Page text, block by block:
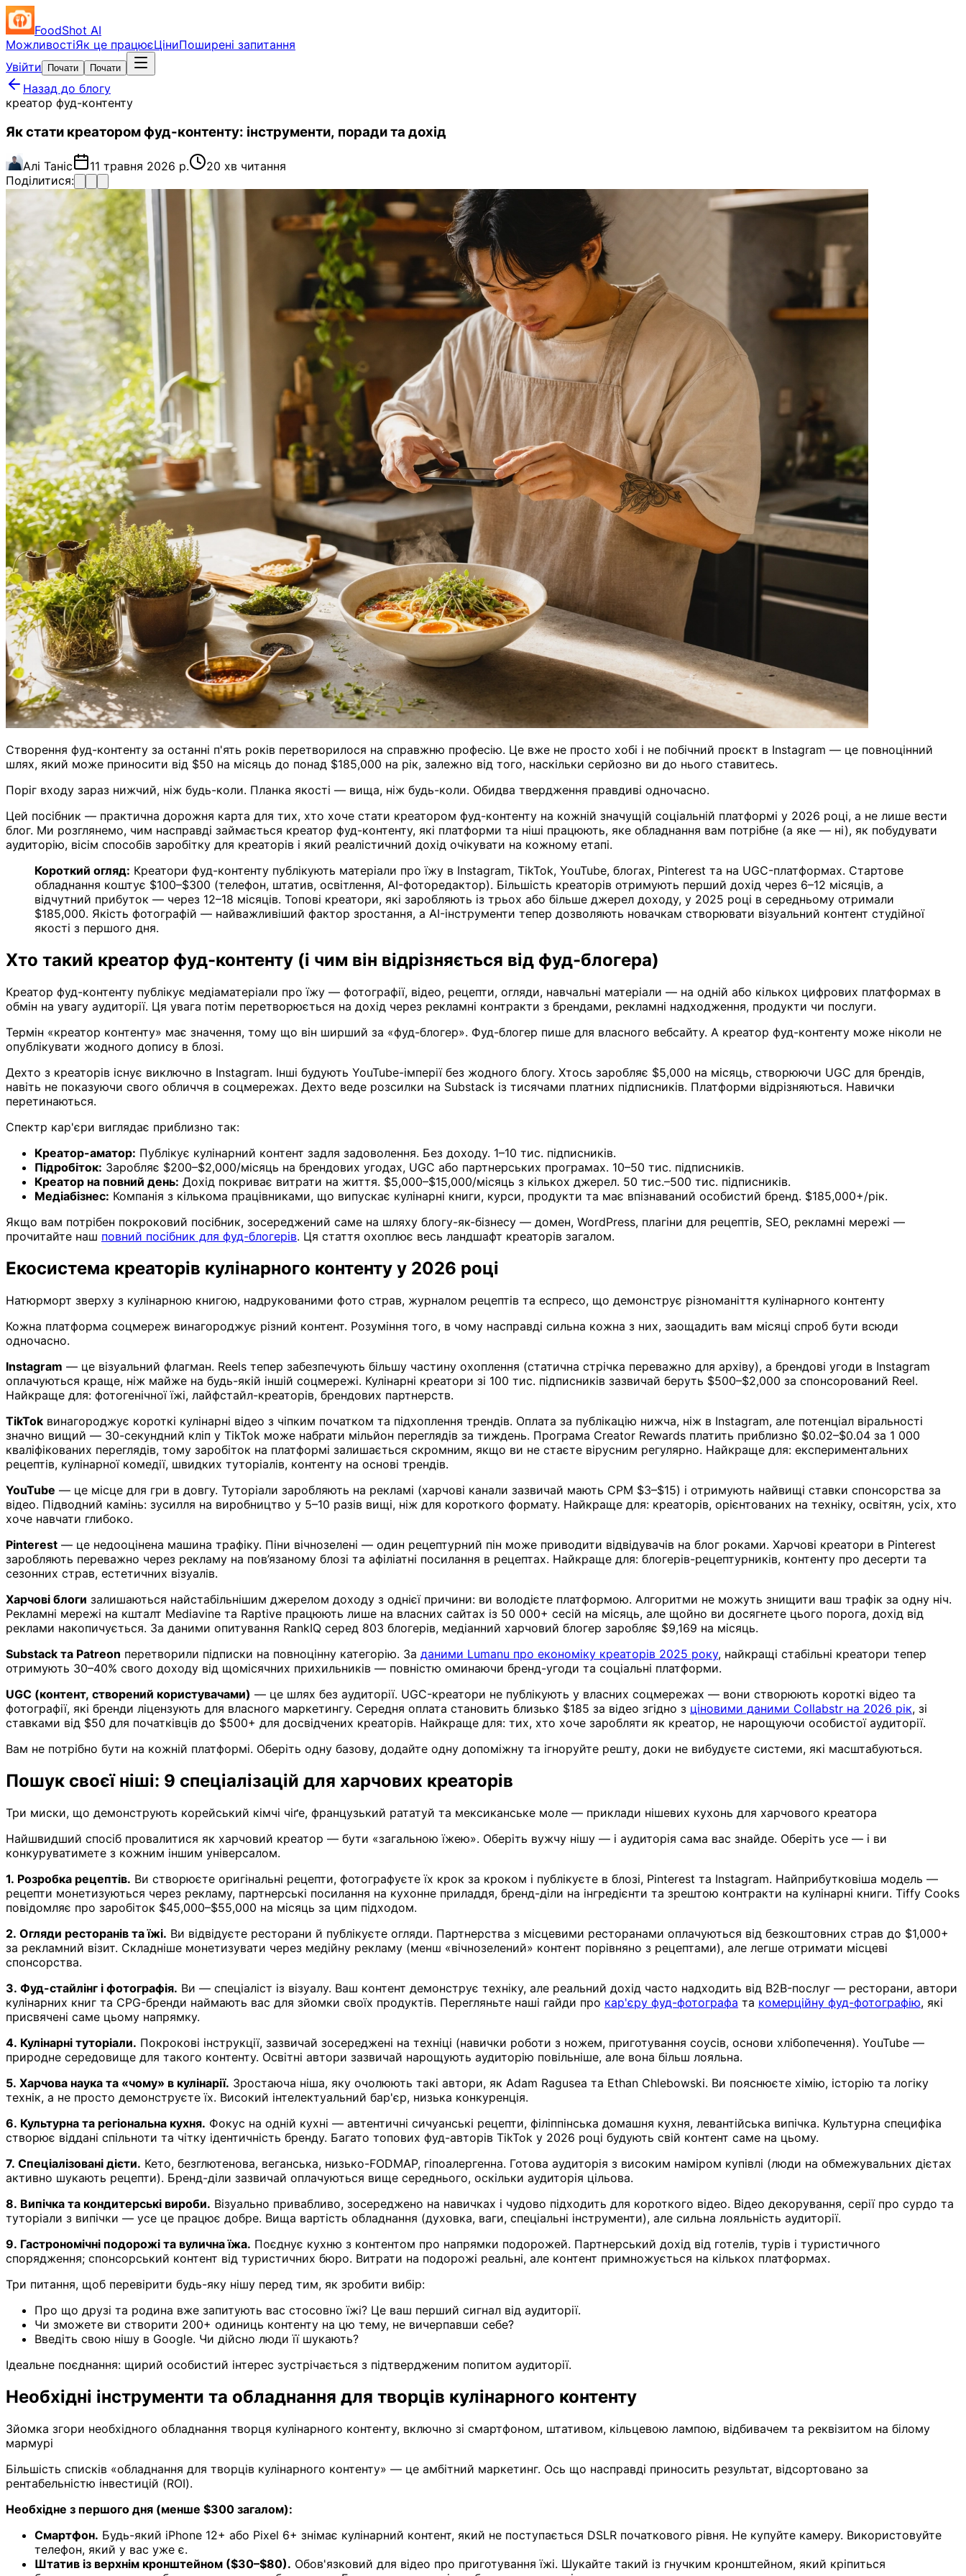
FoodShot AI
МожливостіЯк це працюєЦіниПоширені запитання
Увійти
Почати Почати
Назад до блогу
креатор фуд-контенту
Як стати креатором фуд-контенту: інструменти, поради та дохід
Алі Таніс 11 травня 2026 р.
20 хв читання
Поділитися:
Створення фуд-контенту за останні п'ять років перетворилося на справжню професію. Це вже не просто хобі і не побічний проєкт в Instagram — це повноцінний
шлях, який може приносити від $50 на місяць до понад $185,000 на рік, залежно від того, наскільки серйозно ви до нього ставитесь.
Поріг входу зараз нижчий, ніж будь-коли. Планка якості — вища, ніж будь-коли. Обидва твердження правдиві одночасно.
Цей посібник — практична дорожня карта для тих, хто хоче стати креатором фуд-контенту на кожній значущій соціальній платформі у 2026 році, а не лише вести
блог. Ми розглянемо, чим насправді займається креатор фуд-контенту, які платформи та ніші працюють, яке обладнання вам потрібне (а яке — ні), як побудувати
аудиторію, вісім способів заробітку для креаторів і який реалістичний дохід очікувати на кожному етапі.
Короткий огляд: Креатори фуд-контенту публікують матеріали про їжу в Instagram, TikTok, YouTube, блогах, Pinterest та на UGC-платформах. Стартове
обладнання коштує $100–$300 (телефон, штатив, освітлення, AI-фоторедактор). Більшість креаторів отримують перший дохід через 6–12 місяців, а
відчутний прибуток — через 12–18 місяців. Топові креатори, які заробляють із трьох або більше джерел доходу, у 2025 році в середньому отримали
$185,000. Якість фотографій — найважливіший фактор зростання, а AI-інструменти тепер дозволяють новачкам створювати візуальний контент студійної
якості з першого дня.
Хто такий креатор фуд-контенту (і чим він відрізняється від фуд-блогера)
Креатор фуд-контенту публікує медіаматеріали про їжу — фотографії, відео, рецепти, огляди, навчальні матеріали — на одній або кількох цифрових платформах в
обмін на увагу аудиторії. Ця увага потім перетворюється на дохід через рекламні контракти з брендами, рекламні надходження, продукти чи послуги.
Термін «креатор контенту» має значення, тому що він ширший за «фуд-блогер». Фуд-блогер пише для власного вебсайту. А креатор фуд-контенту може ніколи не
опублікувати жодного допису в блозі.
Дехто з креаторів існує виключно в Instagram. Інші будують YouTube-імперії без жодного блогу. Хтось заробляє $5,000 на місяць, створюючи UGC для брендів,
навіть не показуючи свого обличчя в соцмережах. Дехто веде розсилки на Substack із тисячами платних підписників. Платформи відрізняються. Навички
перетинаються.
Спектр кар'єри виглядає приблизно так:
Креатор-аматор: Публікує кулінарний контент задля задоволення. Без доходу. 1–10 тис. підписників.
Підробіток: Заробляє $200–$2,000/місяць на брендових угодах, UGC або партнерських програмах. 10–50 тис. підписників.
Креатор на повний день: Дохід покриває витрати на життя. $5,000–$15,000/місяць з кількох джерел. 50 тис.–500 тис. підписників.
Медіабізнес: Компанія з кількома працівниками, що випускає кулінарні книги, курси, продукти та має впізнаваний особистий бренд. $185,000+/рік.
Якщо вам потрібен покроковий посібник, зосереджений саме на шляху блогу-як-бізнесу — домен, WordPress, плагіни для рецептів, SEO, рекламні мережі —
прочитайте наш повний посібник для фуд-блогерів. Ця стаття охоплює весь ландшафт креаторів загалом.
Екосистема креаторів кулінарного контенту у 2026 році
Натюрморт зверху з кулінарною книгою, надрукованими фото страв, журналом рецептів та еспресо, що демонструє різноманіття кулінарного контенту
Кожна платформа соцмереж винагороджує різний контент. Розуміння того, в чому насправді сильна кожна з них, заощадить вам місяці спроб бути всюди
одночасно.
Instagram — це візуальний флагман. Reels тепер забезпечують більшу частину охоплення (статична стрічка переважно для архіву), а брендові угоди в Instagram
оплачуються краще, ніж майже на будь-якій іншій соцмережі. Кулінарні креатори зі 100 тис. підписників зазвичай беруть $500–$2,000 за спонсорований Reel.
Найкраще для: фотогенічної їжі, лайфстайл-креаторів, брендових партнерств.
TikTok винагороджує короткі кулінарні відео з чіпким початком та підхоплення трендів. Оплата за публікацію нижча, ніж в Instagram, але потенціал віральності
значно вищий — 30-секундний кліп у TikTok може набрати мільйон переглядів за тиждень. Програма Creator Rewards платить приблизно $0.02–$0.04 за 1 000
кваліфікованих переглядів, тому заробіток на платформі залишається скромним, якщо ви не стаєте вірусним регулярно. Найкраще для: експериментальних
рецептів, кулінарної комедії, швидких туторіалів, контенту на основі трендів.
YouTube — це місце для гри в довгу. Туторіали заробляють на рекламі (харчові канали зазвичай мають CPM $3–$15) і отримують найвищі ставки спонсорства за
відео. Підводний камінь: зусилля на виробництво у 5–10 разів вищі, ніж для короткого формату. Найкраще для: креаторів, орієнтованих на техніку, освітян, усіх, хто
хоче навчати глибоко.
Pinterest — це недооцінена машина трафіку. Піни вічнозелені — один рецептурний пін може приводити відвідувачів на блог роками. Харчові креатори в Pinterest
заробляють переважно через рекламу на пов’язаному блозі та афіліатні посилання в рецептах. Найкраще для: блогерів-рецептурників, контенту про десерти та
сезонних страв, естетичних візуалів.
Харчові блоги залишаються найстабільнішим джерелом доходу з однієї причини: ви володієте платформою. Алгоритми не можуть знищити ваш трафік за одну ніч.
Рекламні мережі на кшталт Mediavine та Raptive працюють лише на власних сайтах із 50 000+ сесій на місяць, але щойно ви досягнете цього порога, дохід від
реклами накопичується. За даними опитування RankIQ серед 803 блогерів, медіанний харчовий блогер заробляє $9,169 на місяць.
Substack та Patreon перетворили підписки на повноцінну категорію. За даними Lumanu про економіку креаторів 2025 року, найкращі стабільні креатори тепер
отримують 30–40% свого доходу від щомісячних прихильників — повністю оминаючи бренд-угоди та соціальні платформи.
UGC (контент, створений користувачами) — це шлях без аудиторії. UGC-креатори не публікують у власних соцмережах — вони створюють короткі відео та
фотографії, які бренди ліцензують для власного маркетингу. Середня оплата становить близько $185 за відео згідно з ціновими даними Collabstr на 2026 рік, зі
ставками від $50 для початківців до $500+ для досвідчених креаторів. Найкраще для: тих, хто хоче заробляти як креатор, не нарощуючи особистої аудиторії.
Вам не потрібно бути на кожній платформі. Оберіть одну базову, додайте одну допоміжну та ігноруйте решту, доки не вибудуєте системи, які масштабуються.
Пошук своєї ніші: 9 спеціалізацій для харчових креаторів
Три миски, що демонструють корейський кімчі чіґе, французький рататуй та мексиканське моле — приклади нішевих кухонь для харчового креатора
Найшвидший спосіб провалитися як харчовий креатор — бути «загальною їжею». Оберіть вужчу нішу — і аудиторія сама вас знайде. Оберіть усе — і ви
конкуруватимете з кожним іншим універсалом.
1. Розробка рецептів. Ви створюєте оригінальні рецепти, фотографуєте їх крок за кроком і публікуєте в блозі, Pinterest та Instagram. Найприбутковіша модель —
рецепти монетизуються через рекламу, партнерські посилання на кухонне приладдя, бренд-діли на інгредієнти та зрештою контракти на кулінарні книги. Tiffy Cooks
повідомляє про заробіток $45,000–$55,000 на місяць за цим підходом.
2. Огляди ресторанів та їжі. Ви відвідуєте ресторани й публікуєте огляди. Партнерства з місцевими ресторанами оплачуються від безкоштовних страв до $1,000+
за рекламний візит. Складніше монетизувати через медійну рекламу (менш «вічнозелений» контент порівняно з рецептами), але легше отримати місцеві
спонсорства.
3. Фуд-стайлінг і фотографія. Ви — спеціаліст із візуалу. Ваш контент демонструє техніку, але реальний дохід часто надходить від B2B-послуг — ресторани, автори
кулінарних книг та CPG-бренди наймають вас для зйомки своїх продуктів. Перегляньте наші гайди про кар'єру фуд-фотографа та комерційну фуд-фотографію, які
присвячені саме цьому напрямку.
4. Кулінарні туторіали. Покрокові інструкції, зазвичай зосереджені на техніці (навички роботи з ножем, приготування соусів, основи хлібопечення). YouTube —
природне середовище для такого контенту. Освітні автори зазвичай нарощують аудиторію повільніше, але вона більш лояльна.
5. Харчова наука та «чому» в кулінарії. Зростаюча ніша, яку очолюють такі автори, як Adam Ragusea та Ethan Chlebowski. Ви пояснюєте хімію, історію та логіку
технік, а не просто демонструєте їх. Високий інтелектуальний бар'єр, низька конкуренція.
6. Культурна та регіональна кухня. Фокус на одній кухні — автентичні сичуанські рецепти, філіппінська домашня кухня, левантійська випічка. Культурна специфіка
створює віддані спільноти та чітку ідентичність бренду. Багато топових фуд-авторів TikTok у 2026 році будують свій контент саме на цьому.
7. Спеціалізовані дієти. Кето, безглютенова, веганська, низько-FODMAP, гіпоалергенна. Готова аудиторія з високим наміром купівлі (люди на обмежувальних дієтах
активно шукають рецепти). Бренд-діли зазвичай оплачуються вище середнього, оскільки аудиторія цільова.
8. Випічка та кондитерські вироби. Візуально привабливо, зосереджено на навичках і чудово підходить для короткого відео. Відео декорування, серії про сурдо та
туторіали з випічки — усе це працює добре. Вища вартість обладнання (духовка, ваги, спеціальні інструменти), але сильна лояльність аудиторії.
9. Гастрономічні подорожі та вулична їжа. Поєднує кухню з контентом про напрямки подорожей. Партнерський дохід від готелів, турів і туристичного
спорядження; спонсорський контент від туристичних бюро. Витрати на подорожі реальні, але контент примножується на кількох платформах.
Три питання, щоб перевірити будь-яку нішу перед тим, як зробити вибір:
Про що друзі та родина вже запитують вас стосовно їжі? Це ваш перший сигнал від аудиторії.
Чи зможете ви створити 200+ одиниць контенту на цю тему, не вичерпавши себе?
Введіть свою нішу в Google. Чи дійсно люди її шукають?
Ідеальне поєднання: щирий особистий інтерес зустрічається з підтвердженим попитом аудиторії.
Необхідні інструменти та обладнання для творців кулінарного контенту
Зйомка згори необхідного обладнання творця кулінарного контенту, включно зі смартфоном, штативом, кільцевою лампою, відбивачем та реквізитом на білому
мармурі
Більшість списків «обладнання для творців кулінарного контенту» — це амбітний маркетинг. Ось що насправді приносить результат, відсортовано за
рентабельністю інвестицій (ROI).
Необхідне з першого дня (менше $300 загалом):
Смартфон. Будь-який iPhone 12+ або Pixel 6+ знімає кулінарний контент, який не поступається DSLR початкового рівня. Не купуйте камеру. Використовуйте
телефон, який у вас уже є.
Штатив із верхнім кронштейном ($30–$80). Обов'язковий для відео про приготування їжі. Шукайте такий із гнучким кронштейном, який кріпиться